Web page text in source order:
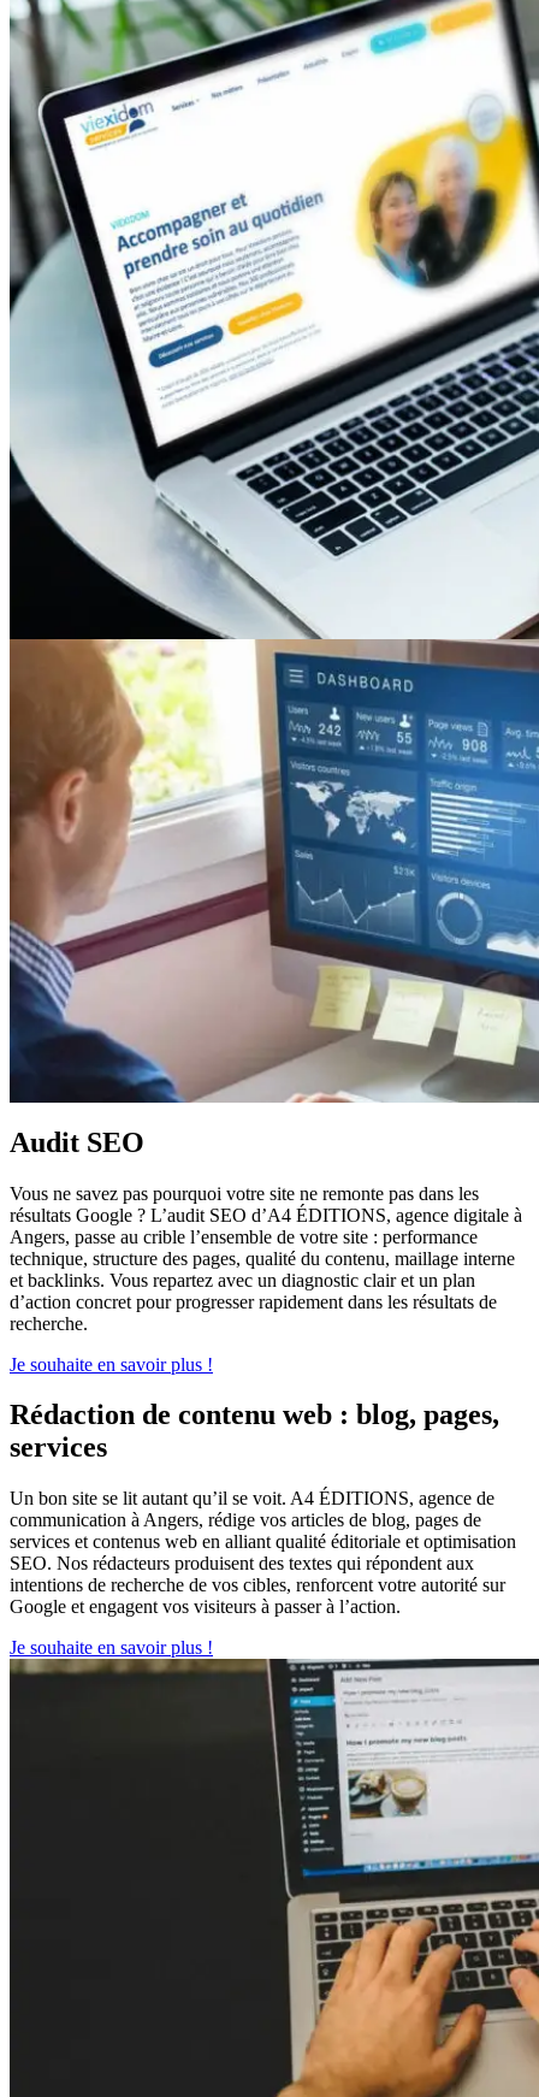
Audit SEO
Vous ne savez pas pourquoi votre site ne remonte pas dans les
résultats Google ? L’audit SEO d’A4 ÉDITIONS, agence digitale à
Angers, passe au crible l’ensemble de votre site : performance
technique, structure des pages, qualité du contenu, maillage interne
et backlinks. Vous repartez avec un diagnostic clair et un plan
d’action concret pour progresser rapidement dans les résultats de
recherche.
Je souhaite en savoir plus !
Rédaction de contenu web : blog, pages,
services
Un bon site se lit autant qu’il se voit. A4 ÉDITIONS, agence de
communication à Angers, rédige vos articles de blog, pages de
services et contenus web en alliant qualité éditoriale et optimisation
SEO. Nos rédacteurs produisent des textes qui répondent aux
intentions de recherche de vos cibles, renforcent votre autorité sur
Google et engagent vos visiteurs à passer à l’action.
Je souhaite en savoir plus !